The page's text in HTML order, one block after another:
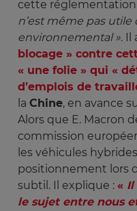
cette réglementation
n’est même pas utile
environnemental ». Il
blocage » contre
« une folie » qui «
d’emplois de
la Chine, en avance
Alors que E. Macron
commission
les véhicules
positionnement lors
subtil. Il explique : « Il
le sujet entre nous